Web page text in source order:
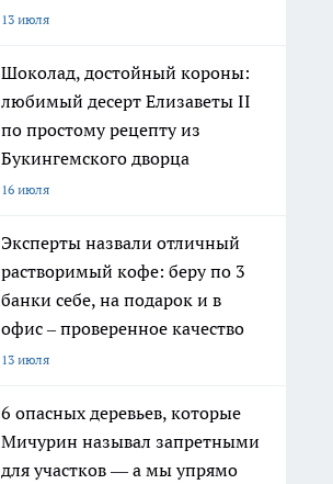
13 июля
Шоколад, достойный короны:
любимый десерт Елизаветы II
по простому рецепту из
Букингемского дворца
16 июля
Эксперты назвали отличный
растворимый кофе: беру по 3
банки себе, на подарок и в
офис – проверенное качество
13 июля
6 опасных деревьев, которые
Мичурин называл запретными
для участков — а мы упрямо